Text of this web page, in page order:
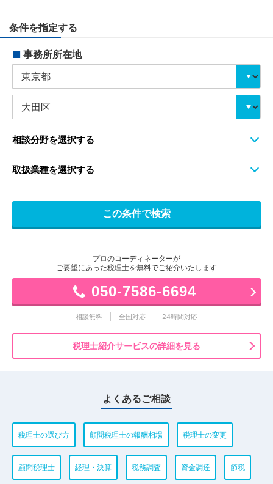
条件を指定する
■ 事務所所在地
相談分野を選択する
取扱業種を選択する
プロのコーディネーターが
ご要望にあった税理士を無料でご紹介いたします
050-7586-6694
相談無料 全国対応 24時間対応
税理士紹介サービスの詳細を見る
よくあるご相談
税理士の選び方 顧問税理士の報酬相場 税理士の変更
顧問税理士 経理・決算 税務調査 資金調達 節税